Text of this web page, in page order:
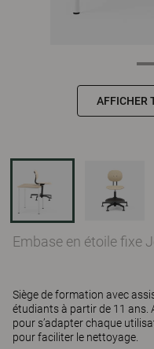
AFFICHER
Embase en étoile fixe
Siège de formation avec
étudiants à partir de 11 ans.
pour s’adapter chaque
pour faciliter le nettoyage.